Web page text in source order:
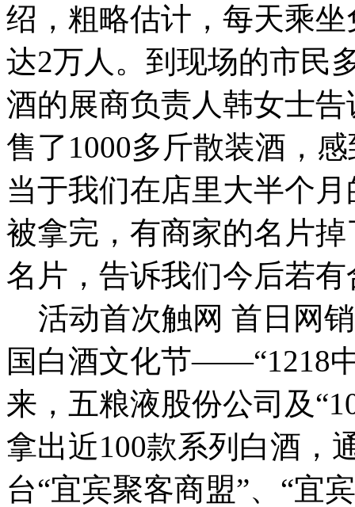
绍，粗略估计，每天乘
达2万人。到现场的市民
酒的展商负责人韩女士
售了1000多斤散装酒，
当于我们在店里大半个
被拿完，有商家的名片
名片，告诉我们今后若
活动首次触网 首日网销
国白酒文化节——“1218
来，五粮液股份公司及
拿出近100款系列白酒，
台“宜宾聚客商盟”、“宜